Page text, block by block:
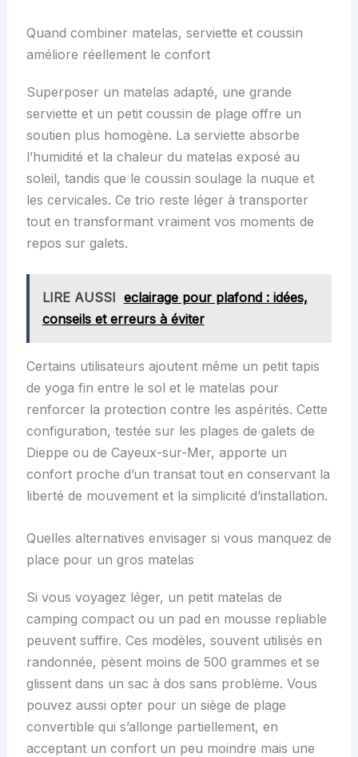
Quand combiner matelas, serviette et coussin
améliore réellement le confort
Superposer un matelas adapté, une grande
serviette et un petit coussin de plage offre un
soutien plus homogène. La serviette absorbe
l’humidité et la chaleur du matelas exposé au
soleil, tandis que le coussin soulage la nuque et
les cervicales. Ce trio reste léger à transporter
tout en transformant vraiment vos moments de
repos sur galets.
LIRE AUSSI eclairage pour plafond : idées,
conseils et erreurs à éviter
Certains utilisateurs ajoutent même un petit tapis
de yoga fin entre le sol et le matelas pour
renforcer la protection contre les aspérités. Cette
configuration, testée sur les plages de galets de
Dieppe ou de Cayeux-sur-Mer, apporte un
confort proche d’un transat tout en conservant la
liberté de mouvement et la simplicité d’installation.
Quelles alternatives envisager si vous manquez de
place pour un gros matelas
Si vous voyagez léger, un petit matelas de
camping compact ou un pad en mousse repliable
peuvent suffire. Ces modèles, souvent utilisés en
randonnée, pèsent moins de 500 grammes et se
glissent dans un sac à dos sans problème. Vous
pouvez aussi opter pour un siège de plage
convertible qui s’allonge partiellement, en
acceptant un confort un peu moindre mais une